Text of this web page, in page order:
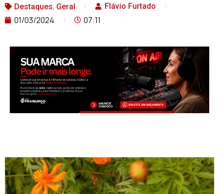
Destaques, Geral Flávio Furtado
01/03/2024 07:11